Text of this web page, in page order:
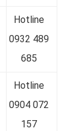
Hotline
0932 489
685
Hotline
0904 072
157